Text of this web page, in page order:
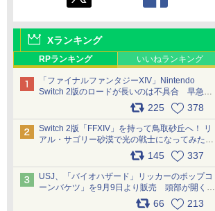
Xランキング
RPランキング いいねランキング
「ファイナルファンタジーXIV」Nintendo
Switch 2版のロードが長いのは不具合 早急に
アップデートできるよう対応中225 378
Switch 2版「FFXIV」を持って鳥取砂丘へ！ リ
アル・サゴリー砂漠で光の戦士になってみた
145 337
USJ、「バイオハザード」リッカーのポップコ
ーンバケツ」を9月9日より販売 頭部が開く仕
組み。味は恐怖を堪のう「味噌フレーバー」
66 213